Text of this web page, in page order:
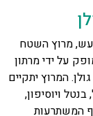
2026 מרוץ הרי הגעש, מרוץ השטח
על ידי מרתון
המרוץ יתקיים
ויוסיפון,
נוף המשתרעות